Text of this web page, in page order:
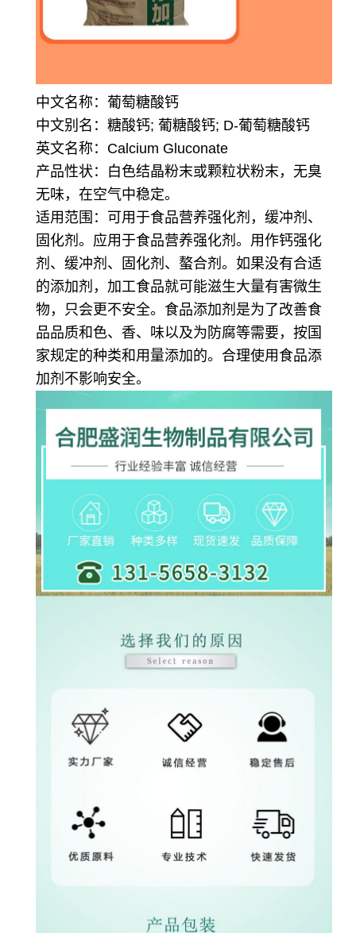
中文名称：葡萄糖酸钙
中文别名：糖酸钙; 葡糖酸钙; D-葡萄糖酸钙
英文名称：Calcium Gluconate
产品性状： 白色结晶粉末或颗粒状粉末，无臭
无味，在空气中稳定。
适用范围：可用于食品营养强化剂，缓冲剂、
固化剂。应用于食品营养强化剂。 用作钙强化
剂、缓冲剂、固化剂、螯合剂。如果没有合适
的添加剂，加工食品就可能滋生大量有害微生
物，只会更不安全。食品添加剂是为了改善食
品品质和色、香、味以及为防腐等需要，按国
家规定的种类和用量添加的。合理使用食品添
加剂不影响安全。